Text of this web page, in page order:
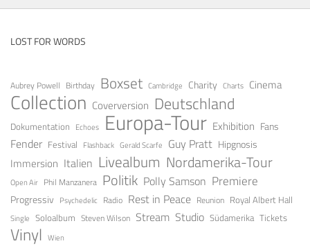
LOST FOR WORDS
Aubrey Powell Birthday Boxset Cambridge Charity Charts Cinema
Collection Coverversion Deutschland
Dokumentation Echoes Europa-Tour Exhibition Fans
Fender Festival Flashback Gerald Scarfe Guy Pratt Hipgnosis
Immersion Italien Livealbum Nordamerika-Tour
Open Air Phil Manzanera Politik Polly Samson Premiere
Progressiv Psychedelic Radio Rest in Peace Reunion Royal Albert Hall
Single Soloalbum Steven Wilson Stream Studio Südamerika Tickets
Vinyl Wien